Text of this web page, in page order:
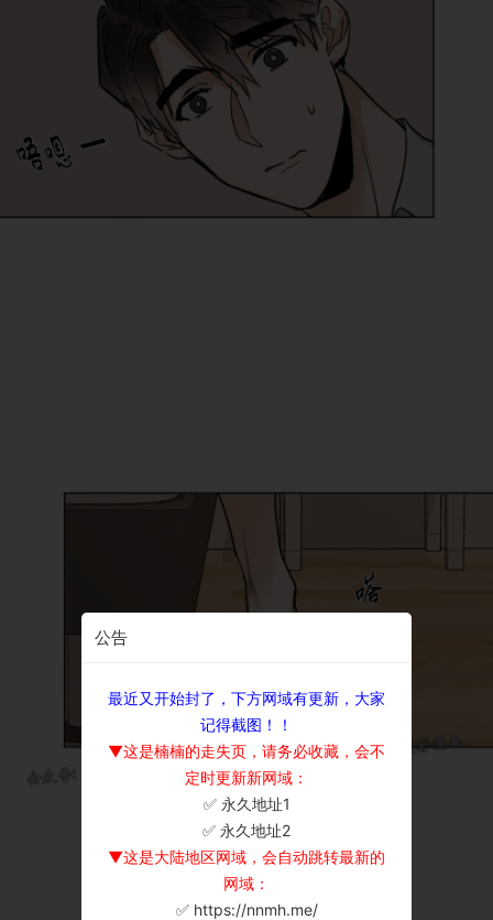
公告
最近又开始封了，下方网域有更新，大家
记得截图！！
▼这是楠楠的走失页，请务必收藏，会不
定时更新新网域：
✅ 永久地址1
✅ 永久地址2
▼这是大陆地区网域，会自动跳转最新的
网域：
✅ https://nnmh.me/